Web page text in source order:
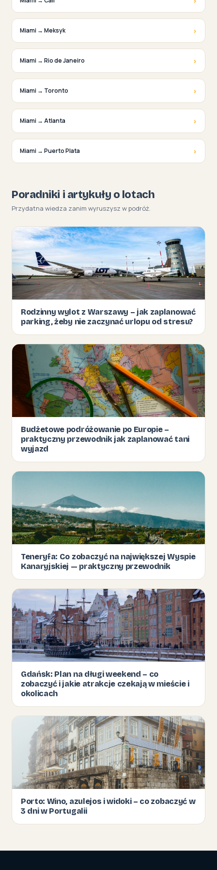
Miami → Meksyk ›
Miami → Rio de Janeiro ›
Miami → Toronto ›
Miami → Atlanta ›
Miami → Puerto Plata ›
Poradniki i artykuły o lotach
Przydatna wiedza zanim wyruszysz w podróż.
Rodzinny wylot z Warszawy – jak zaplanować
parking, żeby nie zaczynać urlopu od stresu?
Budżetowe podróżowanie po Europie –
praktyczny przewodnik jak zaplanować tani
wyjazd
Teneryfa: Co zobaczyć na największej Wyspie
Kanaryjskiej — praktyczny przewodnik
Gdańsk: Plan na długi weekend – co
zobaczyć i jakie atrakcje czekają w mieście i
okolicach
Porto: Wino, azulejos i widoki – co zobaczyć w
3 dni w Portugalii